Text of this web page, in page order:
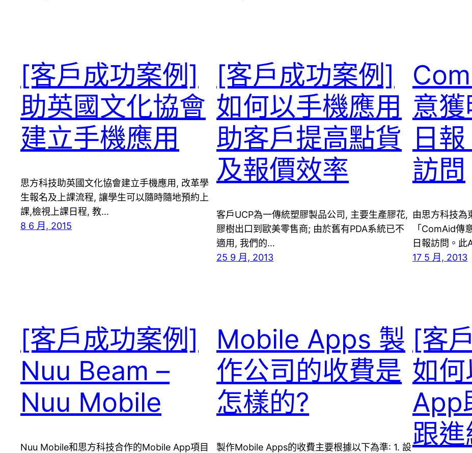
[客戶成功案例]
助英國文化協會
建立手機應用
思方科技助英國文化協會建立手機應用, 改革學
生報名及上課流程, 讓學生可以隨時隨地預約上
課,檢視上課日程, 教…
8 6 月, 2015
[客戶成功案例]
如何以手機應用
助客戶提高點貨
及報價效率
客戶UCP為一傳統塑膠製品公司, 主要生產膠花,
膠樹出口到歐美零售商; 由於舊有PDA系統已不
適用, 我們的…
25 9 月, 2013
意
日
訪問
由思方科技為
「ComAid傳
日報訪問。
17 5 月, 2013
[客戶成功案例]
Nuu Beam –
Nuu Mobile
Nuu Mobile和思方科技合作的Mobile App項目
Mobile Apps 製
作公司的收費是
怎樣的?
製作Mobile Apps的收費主要根據以下為準: 1. 設
[客
如
App
跟